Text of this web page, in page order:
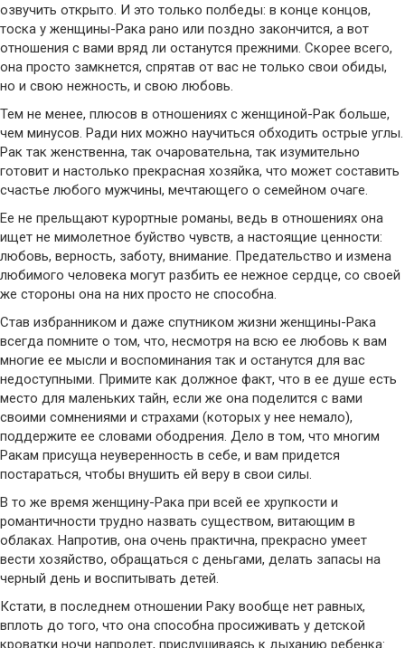
озвучить открыто. И это только полбеды: в конце концов,
тоска у женщины-Рака рано или поздно закончится, а вот
отношения с вами вряд ли останутся прежними. Скорее всего,
она просто замкнется, спрятав от вас не только свои обиды,
но и свою нежность, и свою любовь.
Тем не менее, плюсов в отношениях с женщиной-Рак больше,
чем минусов. Ради них можно научиться обходить острые углы.
Рак так женственна, так очаровательна, так изумительно
готовит и настолько прекрасная хозяйка, что может составить
счастье любого мужчины, мечтающего о семейном очаге.
Ее не прельщают курортные романы, ведь в отношениях она
ищет не мимолетное буйство чувств, а настоящие ценности:
любовь, верность, заботу, внимание. Предательство и измена
любимого человека могут разбить ее нежное сердце, со своей
же стороны она на них просто не способна.
Став избранником и даже спутником жизни женщины-Рака
всегда помните о том, что, несмотря на всю ее любовь к вам
многие ее мысли и воспоминания так и останутся для вас
недоступными. Примите как должное факт, что в ее душе есть
место для маленьких тайн, если же она поделится с вами
своими сомнениями и страхами (которых у нее немало),
поддержите ее словами ободрения. Дело в том, что многим
Ракам присуща неуверенность в себе, и вам придется
постараться, чтобы внушить ей веру в свои силы.
В то же время женщину-Рака при всей ее хрупкости и
романтичности трудно назвать существом, витающим в
облаках. Напротив, она очень практична, прекрасно умеет
вести хозяйство, обращаться с деньгами, делать запасы на
черный день и воспитывать детей.
Кстати, в последнем отношении Раку вообще нет равных,
вплоть до того, что она способна просиживать у детской
кроватки ночи напролет, прислушиваясь к дыханию ребенка: